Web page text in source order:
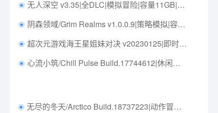
无人深空 v3.35|全DLC|模拟冒险|容量11GB|免安装绿色中文版|支持键盘.鼠标.手柄
阴森领域/Grim Realms v1.0.0.9|策略模拟|容量1.3GB|免安装绿色中文版|支持键盘.鼠标.手柄
超次元游戏海王星姐妹对决 v20230125|即时战略|容量13GB|免安装绿色中文版|支持键盘.鼠标.手柄
心流小筑/Chill Pulse Build.17744612|休闲益智|容量335MB|免安装绿色中文版|支持键盘.鼠标
无尽的冬天/Arctico Build.18737223|动作冒险|容量917MB|免安装绿色中文版|支持键盘.鼠标.手柄